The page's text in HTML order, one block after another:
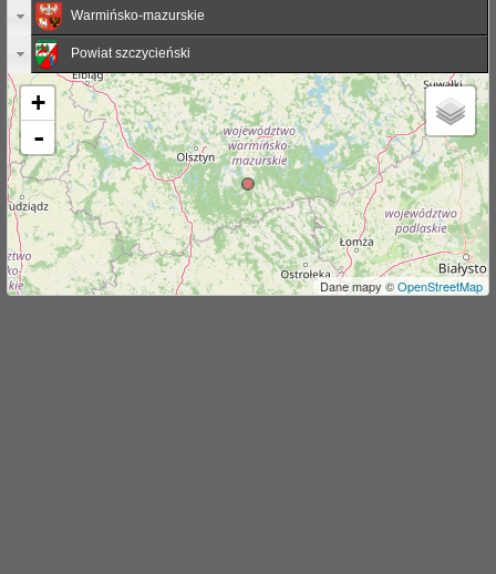
a
j
Warmińsko-mazurskie
Powiat szczycieński
+
-
Dane mapy ©OpenStreetMap